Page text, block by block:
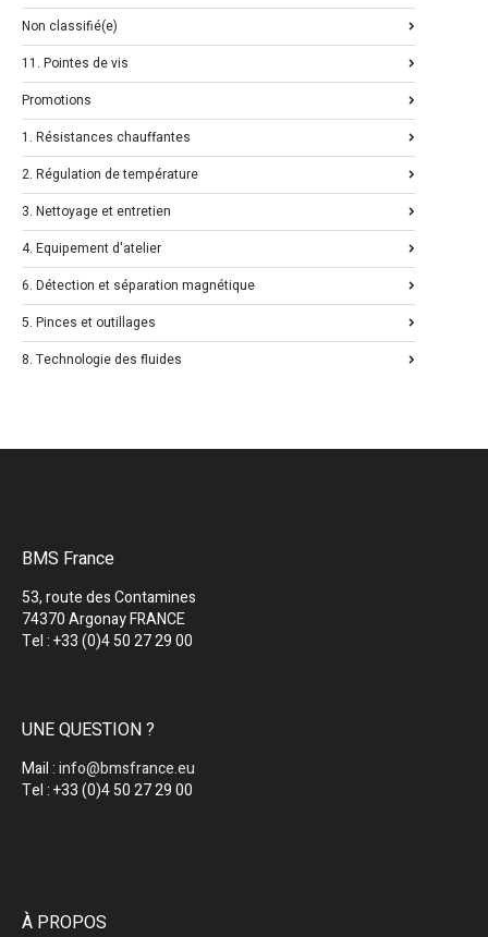
Non classifié(e)
11. Pointes de vis
Promotions
1. Résistances chauffantes
2. Régulation de température
3. Nettoyage et entretien
4. Equipement d'atelier
6. Détection et séparation magnétique
5. Pinces et outillages
8. Technologie des fluides
BMS France
53, route des Contamines
74370 Argonay FRANCE
Tel : +33 (0)4 50 27 29 00
UNE QUESTION ?
Mail :info@bmsfrance.eu
Tel : +33 (0)4 50 27 29 00
À PROPOS